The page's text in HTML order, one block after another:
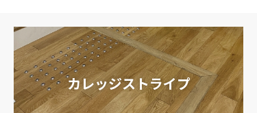
カレッジストライプ